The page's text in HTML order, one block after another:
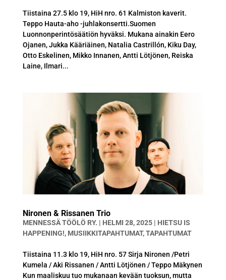
Tiistaina 27.5 klo 19, HiH nro. 61 Kalmiston kaverit.
Teppo Hauta-aho -juhlakonsertti.Suomen
Luonnonperintösäätiön hyväksi. Mukana ainakin Eero
Ojanen, Jukka Kääriäinen, Natalia Castrillón, Kiku Day,
Otto Eskelinen, Mikko Innanen, Antti Lötjönen, Reiska
Laine, Ilmari...
Nironen & Rissanen Trio
MENNESSÄTÖÖLÖ RY. | HELMI 28, 2025| HIETSU IS
HAPPENING!, MUSIIKKITAPAHTUMAT,TAPAHTUMAT
Tiistaina 11.3 klo 19, HiH nro. 57 Sirja Nironen /Petri
Kumela / Aki Rissanen / Antti Lötjönen / Teppo Mäkynen
Kun maaliskuu tuo mukanaan kevään tuoksun, mutta